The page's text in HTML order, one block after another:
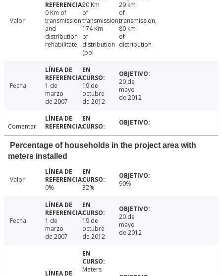
Valor
0 Km of
transmission
and
distribution
rehabilitate
20 Km
of
transmission,
174 Km
of
distribution
(pol
29 km
of
transmission,
80 km
of
distribution
Fecha
1 de
marzo
de 2007
19 de
octubre
de 2012
20 de
mayo
de 2012
Comentar
Percentage of households in the project area with
meters installed
Valor
0%
32% 90%
Fecha
1 de
marzo
de 2007
19 de
octubre
de 2012
20 de
mayo
de 2012
Meters